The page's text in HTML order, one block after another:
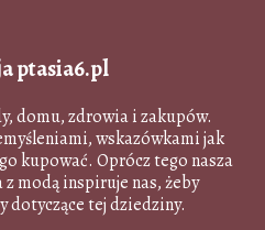
ptasia6.pl
domu, zdrowia i zakupów.
wskazówkami jak
kupować. Oprócz tego nasza
z modą inspiruje nas, żeby
dotyczące tej dziedziny.